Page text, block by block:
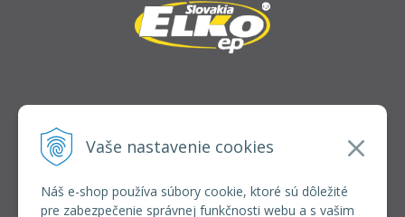
Vaše nastavenie cookies
Náš e-shop používa súbory cookie, ktoré sú dôležité
pre zabezpečenie správnej funkčnosti webu a s vašim
INFOLINKA
+421 37 6586 731